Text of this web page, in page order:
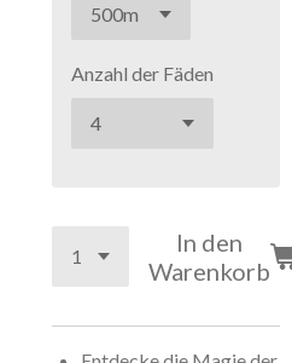
Anzahl der Fäden
In den
Warenkorb